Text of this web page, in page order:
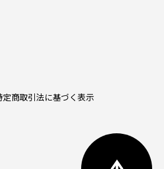
定商取引法に基づく表示